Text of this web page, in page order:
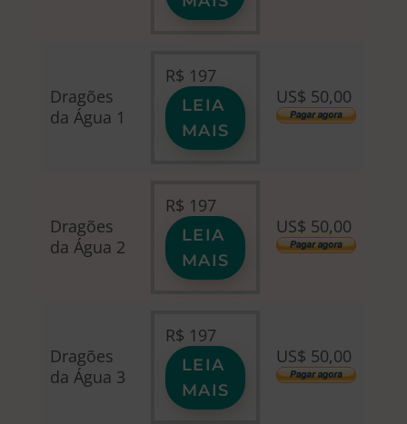
Dragões
da Água 1
R$ 197
LEIA
MAIS
US$ 50,00
Dragões
da Água 2
R$ 197
LEIA
MAIS
US$ 50,00
Dragões
da Água 3
R$ 197
LEIA
MAIS
US$ 50,00